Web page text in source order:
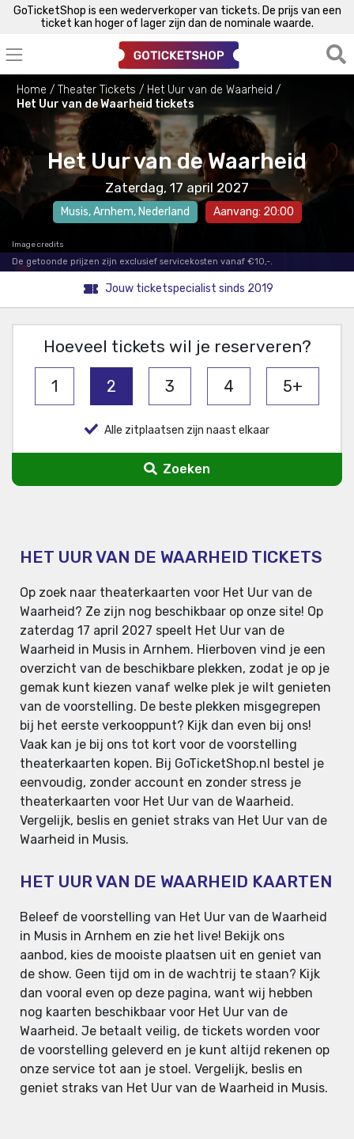
GoTicketShop is een wederverkoper van tickets. De prijs van een
ticket kan hoger of lager zijn dan de nominale waarde.
Home Theater Tickets
Het Uur van de Waarheid
Het Uur van de Waarheid tickets
Het Uur van de Waarheid
Zaterdag, 17 april 2027
Musis,Arnhem, Nederland Aanvang: 20:00
Image credits
De getoonde prijzen zijn exclusief servicekosten vanaf €10,-.
Jouw ticketspecialist sinds 2019
Hoeveel tickets wil je reserveren?
1 2 3 4 5+
Alle zitplaatsen zijn naast elkaar
Zoeken
HET UUR VAN DE WAARHEID TICKETS
Op zoek naar theaterkaarten voor Het Uur van de
Waarheid? Ze zijn nog beschikbaar op onze site! Op
zaterdag 17 april 2027 speelt Het Uur van de
Waarheid in Musis in Arnhem. Hierboven vind je een
overzicht van de beschikbare plekken, zodat je op je
gemak kunt kiezen vanaf welke plek je wilt genieten
van de voorstelling. De beste plekken misgegrepen
bij het eerste verkooppunt? Kijk dan even bij ons!
Vaak kan je bij ons tot kort voor de voorstelling
theaterkaarten kopen. Bij GoTicketShop.nl bestel je
eenvoudig, zonder account en zonder stress je
theaterkaarten voor Het Uur van de Waarheid.
Vergelijk, beslis en geniet straks van Het Uur van de
Waarheid in Musis.
HET UUR VAN DE WAARHEID KAARTEN
Beleef de voorstelling van Het Uur van de Waarheid
in Musis in Arnhem en zie het live! Bekijk ons
aanbod, kies de mooiste plaatsen uit en geniet van
de show. Geen tijd om in de wachtrij te staan? Kijk
dan vooral even op deze pagina, want wij hebben
nog kaarten beschikbaar voor Het Uur van de
Waarheid. Je betaalt veilig, de tickets worden voor
de voorstelling geleverd en je kunt altijd rekenen op
onze service tot aan je stoel. Vergelijk, beslis en
geniet straks van Het Uur van de Waarheid in Musis.